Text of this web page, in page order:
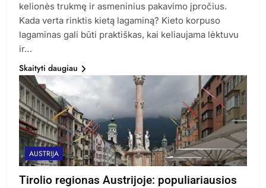
kelionės trukmę ir asmeninius pakavimo įpročius.
Kada verta rinktis kietą lagaminą? Kieto korpuso
lagaminas gali būti praktiškas, kai keliaujama lėktuvu
ir…
Skaityti daugiau
AUSTRIJA
Tirolio regionas Austrijoje: populiariausios